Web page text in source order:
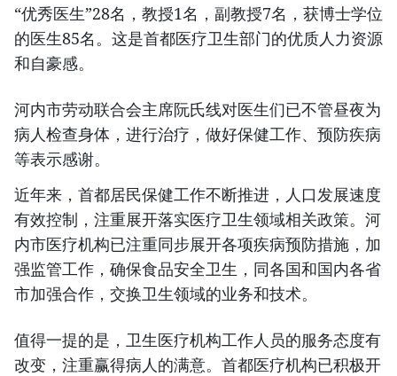
“优秀医生”28名，教授1名，副教授7名，获博士学位
的医生85名。这是首都医疗卫生部门的优质人力资源
和自豪感。
河内市劳动联合会主席阮氏线对医生们已不管昼夜为
病人检查身体，进行治疗，做好保健工作、预防疾病
等表示感谢。
近年来，首都居民保健工作不断推进，人口发展速度
有效控制，注重展开落实医疗卫生领域相关政策。河
内市医疗机构已注重同步展开各项疾病预防措施，加
强监管工作，确保食品安全卫生，同各国和国内各省
市加强合作，交换卫生领域的业务和技术。
值得一提的是，卫生医疗机构工作人员的服务态度有
改变，注重赢得病人的满意。首都医疗机构已积极开